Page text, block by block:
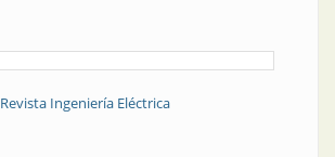
Revista Ingeniería Eléctrica